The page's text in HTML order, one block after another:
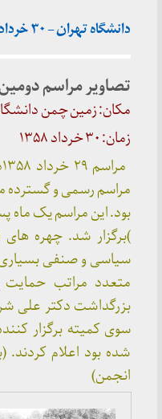
دانشگاه تهران – ۳۰ خرداد ۱۳۵۸)
تصاویر مراسم
مکان: زمین چمن
زمان: ۳۰ خرداد ۱۳۵۸
مراسم رسمی و گسترده
بود. این مراسم یک ماه
)برگزار شد. چهره
سیاسی و صنفی بسیاری
متعدد مراتب
بزرگداشت دکتر علی
شده بود اعلام کردند.
انجمن)